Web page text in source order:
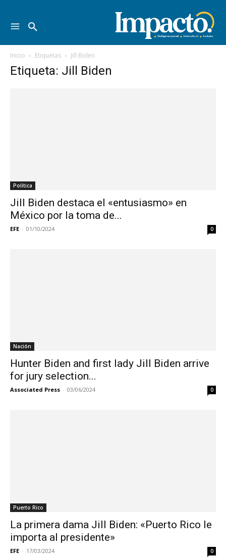
Inicio Etiquetas Jill Biden
Etiqueta: Jill Biden
Política
Jill Biden destaca el «entusiasmo» en
México por la toma de...
EFE - 01/10/2024 0
Nación
Hunter Biden and first lady Jill Biden arrive
for jury selection...
Associated Press - 03/06/2024 0
Puerto Rico
La primera dama Jill Biden: «Puerto Rico le
importa al presidente»
EFE - 17/03/2024 0